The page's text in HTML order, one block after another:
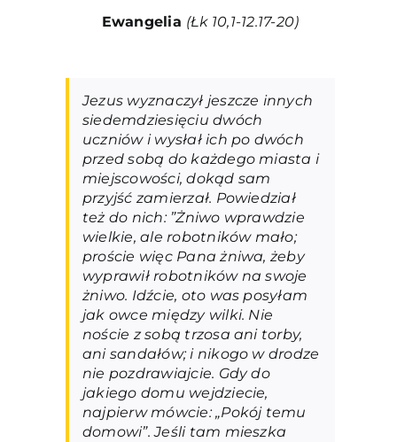
Ewangelia (Łk 10,1-12.17-20)
Jezus wyznaczył jeszcze innych
siedemdziesięciu dwóch
uczniów i wysłał ich po dwóch
przed sobą do każdego miasta i
miejscowości, dokąd sam
przyjść zamierzał. Powiedział
też do nich: ”Żniwo wprawdzie
wielkie, ale robotników mało;
proście więc Pana żniwa, żeby
wyprawił robotników na swoje
żniwo. Idźcie, oto was posyłam
jak owce między wilki. Nie
noście z sobą trzosa ani torby,
ani sandałów; i nikogo w drodze
nie pozdrawiajcie. Gdy do
jakiego domu wejdziecie,
najpierw mówcie: „Pokój temu
domowi”. Jeśli tam mieszka